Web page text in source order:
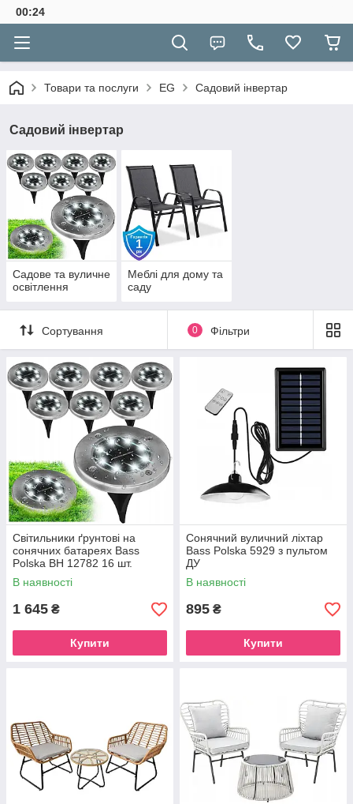
00:24
Товари та послуги EG Садовий інвертар
Садовий інвертар
Садове та вуличне
освітлення
Меблі для дому та
саду
Сортування 0 Фільтри
Світильники ґрунтові на
сонячних батареях Bass
Polska BH 12782 16 шт.
В наявності
1 645 ₴
Купити
Сонячний вуличний ліхтар
Bass Polska 5929 з пультом
ДУ
В наявності
895 ₴
Купити